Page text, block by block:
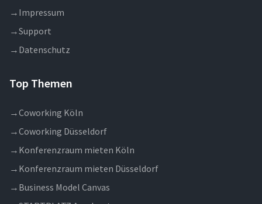
→ Impressum
→Support
→ Datenschutz
Top Themen
→Coworking Köln
→Coworking Düsseldorf
→ Konferenzraum mieten Köln
→ Konferenzraum mieten Düsseldorf
→ Business Model Canvas